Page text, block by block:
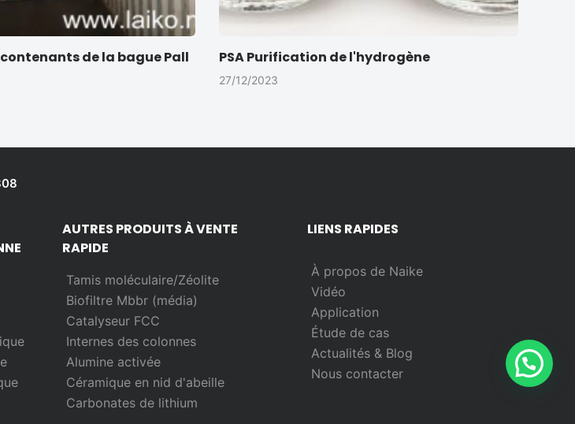
de la bague Pall
PSA Purification de l'hydrogène
27/12/2023
AUTRES PRODUITS À VENTE
RAPIDE
Tamis moléculaire/Zéolite
Biofiltre Mbbr (média)
Catalyseur FCC
Internes des colonnes
Alumine activée
Céramique en nid d'abeille
Carbonates de lithium
LIENS RAPIDES
À propos de Naike
Vidéo
Application
Étude de cas
Actualités & Blog
Nous contacter